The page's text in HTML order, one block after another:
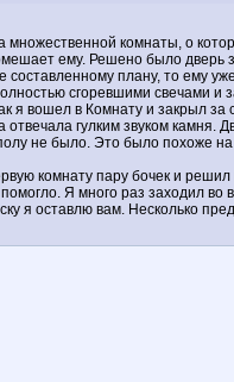
комнаты, о
ему. Решено было дверь
плану, то ему
сгоревшими свечами и
вошел в Комнату и закрыл
гулким звуком
не было. Это было
комнату пару бочек и
Я много раз заходил
я оставлю вам. Несколько